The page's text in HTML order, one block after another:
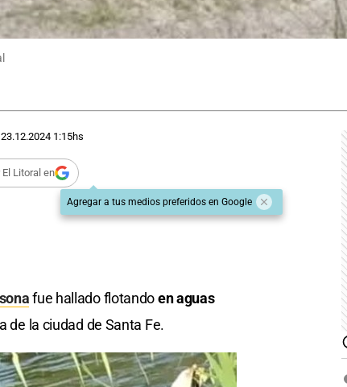
1:15hs
Litoral en
Agregar a tus medios preferidos en Google
fue hallado flotandoen aguas
de la ciudad de Santa Fe.